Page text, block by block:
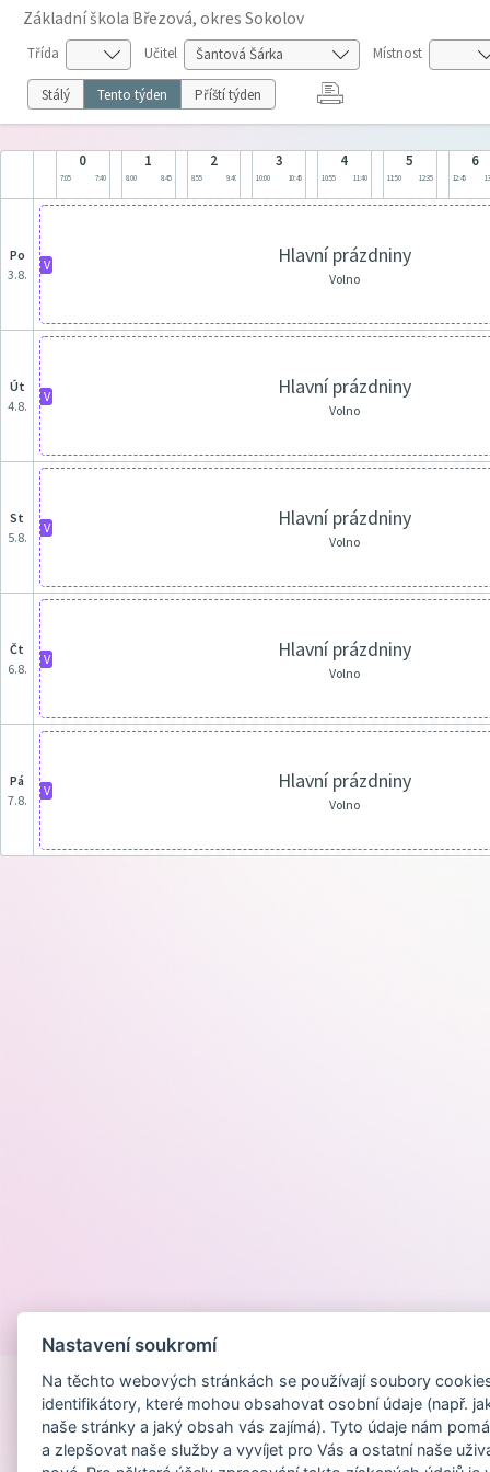
Základní škola Březová, okres Sokolov
Třída Učitel Místnost
Stálý Tento týden Příští týden
0
7:05 7:40
1
8:00 8:45
2
8:55 9:40
3
10:00 10:45
4
10:55 11:40
5
11:50 12:35
6
12:45
po
3.8.
V Hlavní prázdniny
Volno
út
4.8.
V Hlavní prázdniny
Volno
st
5.8.
V Hlavní prázdniny
Volno
čt
6.8.
V Hlavní prázdniny
Volno
pá
7.8.
V Hlavní prázdniny
Volno
Nastavení soukromí
Na těchto webových stránkách se používají soubory
identifikátory, které mohou obsahovat osobní údaje (např.
naše stránky a jaký obsah vás zajímá). Tyto údaje nám
a zlepšovat naše služby a vyvíjet pro Vás a ostatní naše